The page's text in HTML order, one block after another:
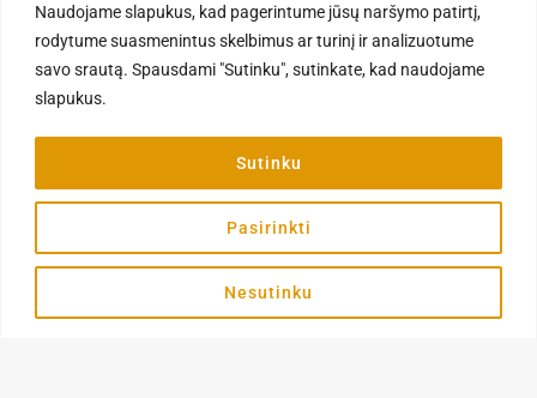
Naudojame slapukus, kad pagerintume jūsų naršymo patirtį,
rodytume suasmenintus skelbimus ar turinį ir analizuotume
savo srautą. Spausdami "Sutinku", sutinkate, kad naudojame
slapukus.
Pasirinkti
Nesutinku
Sutinku
IŠPARDUOTA
DAUGIAU
Shernbao Air Lift 60cm –
PASIRINKTI SAVYBES
The
options
may
chosen
on
the
product